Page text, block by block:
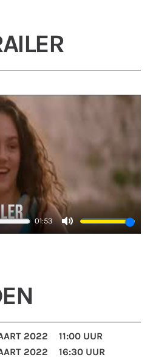
01:53
Mute
2022
11:00 UUR
2022 16:30 UUR